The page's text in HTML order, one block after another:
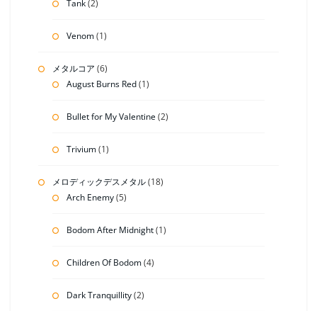
Tank(2)
Venom(1)
メタルコア (6)
August Burns Red(1)
Bullet for My Valentine(2)
Trivium(1)
メロディックデスメタル(18)
Arch Enemy(5)
Bodom After Midnight(1)
Children Of Bodom(4)
Dark Tranquillity(2)